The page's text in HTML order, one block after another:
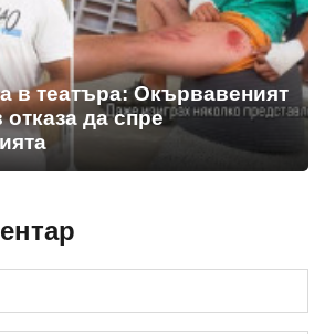
в театъра: Окървавеният
да спре